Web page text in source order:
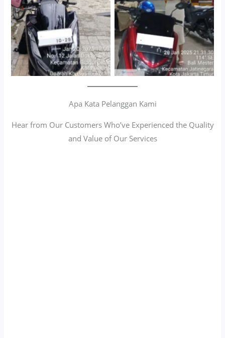
Apa Kata Pelanggan Kami
Hear from Our Customers Who’ve Experienced the Quality
and Value of Our Services